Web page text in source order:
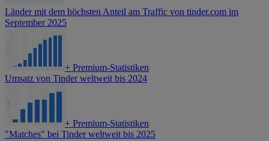
Länder mit dem höchsten Anteil am Traffic von tinder.com im
September 2025
+ Premium-Statistiken
Umsatz von Tinder weltweit bis 2024
+ Premium-Statistiken
"Matches" bei Tinder weltweit bis 2025